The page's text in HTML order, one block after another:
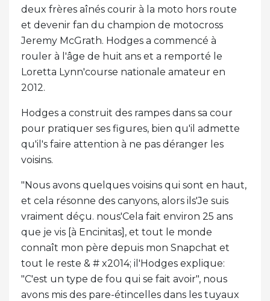
deux frères aînés courir à la moto hors route
et devenir fan du champion de motocross
Jeremy McGrath. Hodges a commencé à
rouler à l'âge de huit ans et a remporté le
Loretta Lynn'course nationale amateur en
2012.
Hodges a construit des rampes dans sa cour
pour pratiquer ses figures, bien qu'il admette
qu'il's faire attention à ne pas déranger les
voisins.
"Nous avons quelques voisins qui sont en haut,
et cela résonne des canyons, alors ils'Je suis
vraiment déçu. nous'Cela fait environ 25 ans
que je vis [à Encinitas], et tout le monde
connaît mon père depuis mon Snapchat et
tout le reste & # x2014; il'Hodges explique:
"C'est un type de fou qui se fait avoir", nous
avons mis des pare-étincelles dans les tuyaux